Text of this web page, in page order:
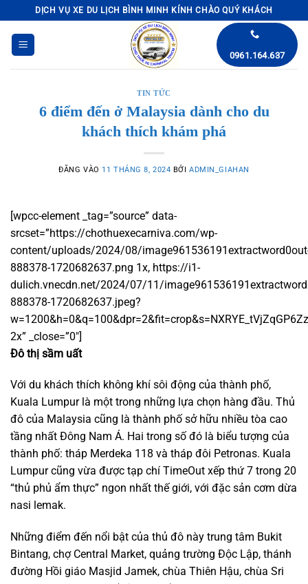
qua
dung
DỊCH VỤ XE DU LỊCH BÌNH MINH KÍNH CHÀO QUÝ KHÁCH
0961.164.637
TIN TỨC
6 điểm đến ở Malaysia dành cho du
khách thích khám phá
ĐĂNG VÀO 11 THÁNG 8, 2024 BỞIADMIN_GIAHAN
[wpcc-element _tag=”source” data-
srcset=”https://chothuexecarniva.com/wp-
content/uploads/2024/08/
888378-1720682637.png 1x, https://i1-
dulich.vnecdn.net/2024/07/11/
888378-1720682637.jpeg?
2x” _close=”0″]
Đô thị sầm uất
Với du khách thích không khí sôi động của thành phố,
Kuala Lumpur là một trong những lựa chọn hàng đầu. Thủ
đô của Malaysia cũng là thành phố sở hữu nhiều tòa cao
tầng nhất Đông Nam Á. Hai trong số đó là biểu tượng của
thành phố: tháp Merdeka 118 và tháp đôi Petronas. Kuala
Lumpur cũng vừa được tạp chí TimeOut xếp thứ 7 trong 20
“thủ phủ ẩm thực” ngon nhất thế giới, với đặc sản cơm dừa
nasi lemak.
Những điểm đến nổi bật của thủ đô này trung tâm Bukit
Bintang, chợ Central Market, quảng trường Độc Lập, thánh
đường Hồi giáo Masjid Jamek, chùa Thiên Hậu, chùa Sri